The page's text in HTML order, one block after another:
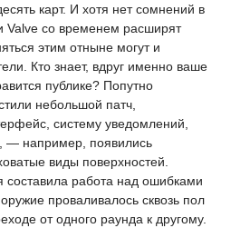
карт. И хотя нет сомнений в
Valve со временем расширят
этим отныне могут и
Кто знает, вдруг именно ваше
публике? Попутно
небольшой патч,
систему уведомлений,
— например, появились
виды поверхностей.
составила работа над ошибками
проваливалось сквозь пол
от одного раунда к другому.